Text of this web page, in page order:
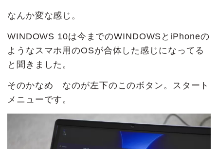
なんか変な感じ。
WINDOWS 10は今までのWINDOWSとiPhoneの
ようなスマホ用のOSが合体した感じになってる
と聞きました。
そのかなめ なのが左下のこのボタン。スタート
メニューです。